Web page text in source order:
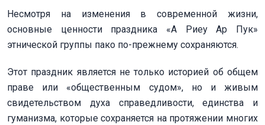
Несмотря на изменения в современной жизни,
основные ценности праздника «А Риеу Ар Пук»
этнической группы пако по-прежнему сохраняются.
Этот праздник является не только историей об общем
праве или «общественным судом», но и живым
свидетельством духа справедливости, единства и
гуманизма, которые сохраняется на протяжении многих